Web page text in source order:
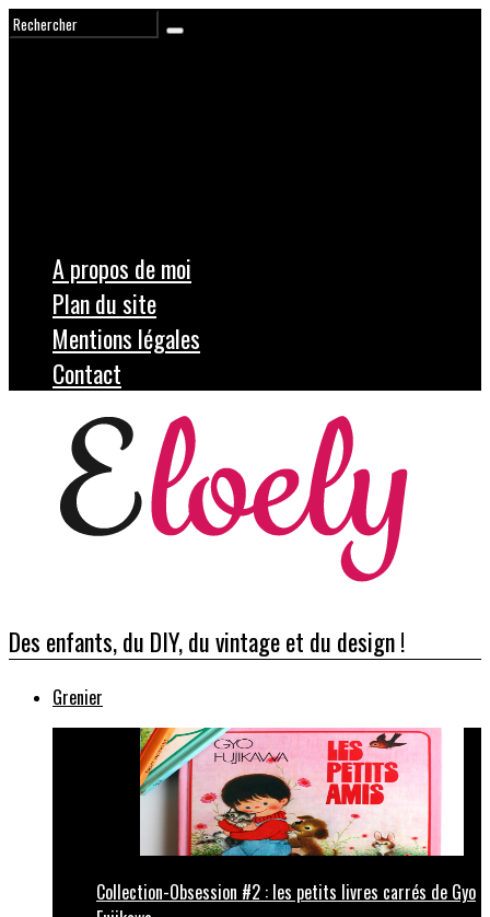
A propos de moi
Plan du site
Mentions légales
Contact
Des enfants, du DIY, du vintage et du design !
Grenier
Collection-Obsession #2 : les petits livres carrés de Gyo